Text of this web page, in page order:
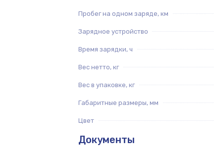
Пробег на одном заряде, км
Зарядное устройство
Время зарядки, ч
Вес нетто, кг
Вес в упаковке, кг
Габаритные размеры, мм
Цвет
Документы